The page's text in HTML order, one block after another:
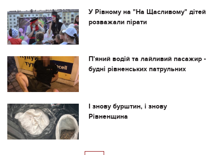
У Рівному на "На Щасливому" дітей
розважали пірати
П'яний водій та лайливий пасажир -
будні рівненських патрульних
І знову бурштин, і знову
Рівненщина